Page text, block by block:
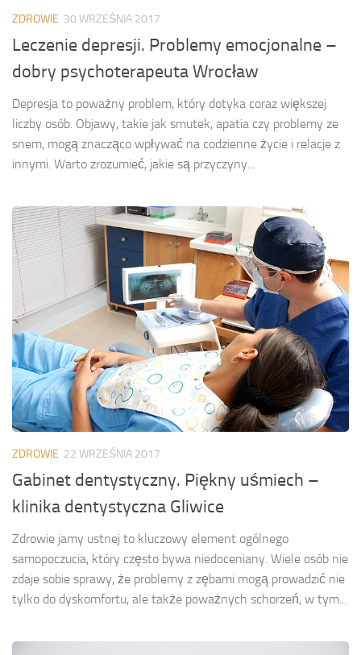
ZDROWIE 30 WRZEŚNIA 2017
Leczenie depresji. Problemy emocjonalne –
dobry psychoterapeuta Wrocław
Depresja to poważny problem, który dotyka coraz większej
liczby osób. Objawy, takie jak smutek, apatia czy problemy ze
snem, mogą znacząco wpływać na codzienne życie i relacje z
innymi. Warto zrozumieć, jakie są przyczyny...
ZDROWIE 22 WRZEŚNIA 2017
Gabinet dentystyczny. Piękny uśmiech –
klinika dentystyczna Gliwice
Zdrowie jamy ustnej to kluczowy element ogólnego
samopoczucia, który często bywa niedoceniany. Wiele osób nie
zdaje sobie sprawy, że problemy z zębami mogą prowadzić nie
tylko do dyskomfortu, ale także poważnych schorzeń, w tym...